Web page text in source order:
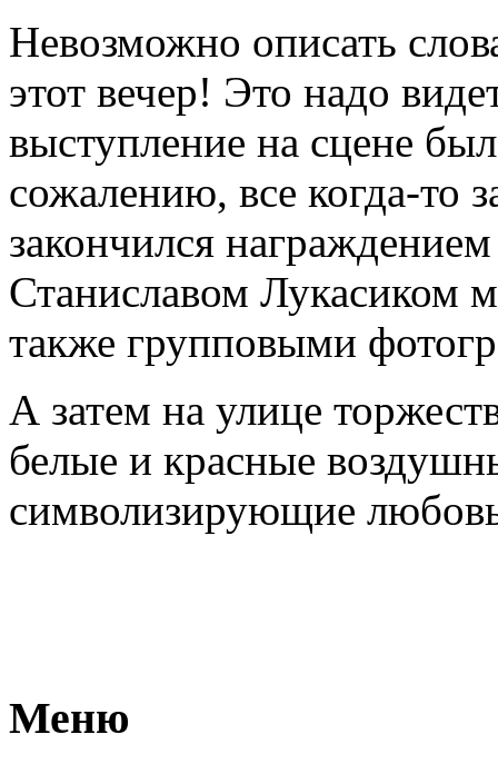
Невозможно описать
этот вечер! Это надо
выступление на сцене
сожалению, все когда-то
закончился
Станиславом Лукасиком
также групповыми
А затем на улице
белые и красные
символизирующие
Меню